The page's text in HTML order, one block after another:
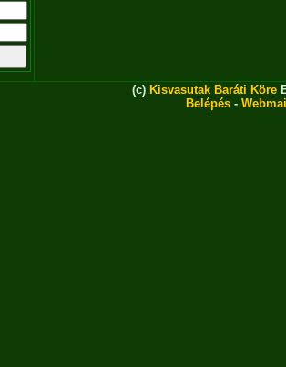
(c) Kisvasutak Baráti Köre
Belépés -